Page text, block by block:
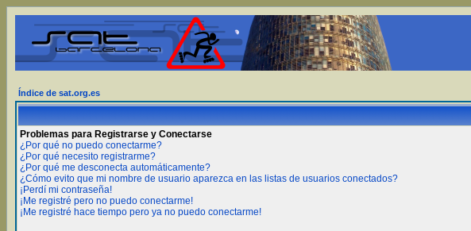
Índice de sat.org.es
Problemas para Registrarse y Conectarse
¿Por qué no puedo conectarme?
¿Por qué necesito registrarme?
¿Por qué me desconecta automáticamente?
¿Cómo evito que mi nombre de usuario aparezca en las listas de usuarios conectados?
¡Perdí mi contraseña!
¡Me registré pero no puedo conectarme!
¡Me registré hace tiempo pero ya no puedo conectarme!